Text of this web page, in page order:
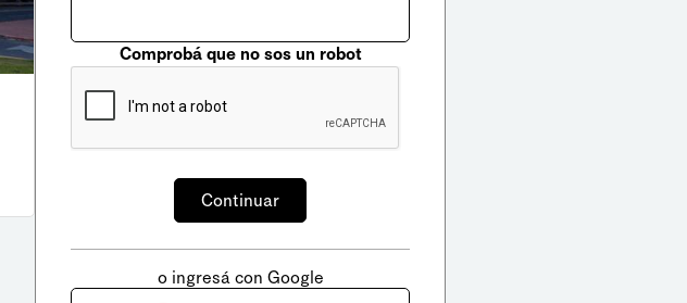
Comprobá que no sos un robot
o ingresá con Google